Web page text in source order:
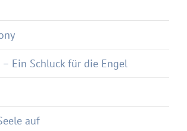
– Ein Schluck für die Engel
auf